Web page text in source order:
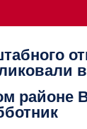
районе